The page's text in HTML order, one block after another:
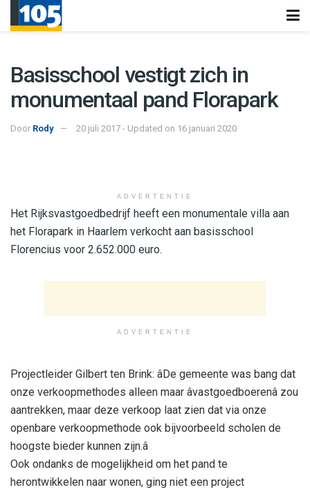
Basisschool vestigt zich in
monumentaal pand Florapark
Door Rody 20 juli 2017 - Updated on 16 januari 2020
ADVERTENTIE
Het Rijksvastgoedbedrijf heeft een monumentale villa aan
het Florapark in Haarlem verkocht aan basisschool
Florencius voor 2.652.000 euro.
ADVERTENTIE
Projectleider Gilbert ten Brink: âDe gemeente was bang dat
onze verkoopmethodes alleen maar âvastgoedboerenâ zou
aantrekken, maar deze verkoop laat zien dat via onze
openbare verkoopmethode ook bijvoorbeeld scholen de
hoogste bieder kunnen zijn.â
Ook ondanks de mogelijkheid om het pand te
herontwikkelen naar wonen, ging niet een project